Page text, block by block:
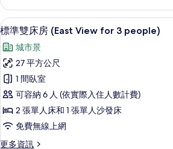
所
有
相
片
雙
床
房
View)
的
詳
情
顯
示
標
準
雙
床
房
(East
書桌、遮
3
標準雙床房 (East View for 3 people)
城市景
27 平方公尺
1 間臥室
可容納 6 人 (依實際入住人數計費)
2 張單人床和 1 張單人沙發床
免費無線上網
更多資訊
更